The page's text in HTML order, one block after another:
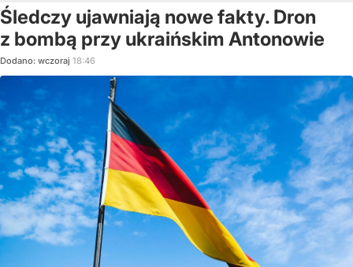
Śledczy ujawniają nowe fakty. Dron
z bombą przy ukraińskim Antonowie
Dodano: wczoraj 18:46